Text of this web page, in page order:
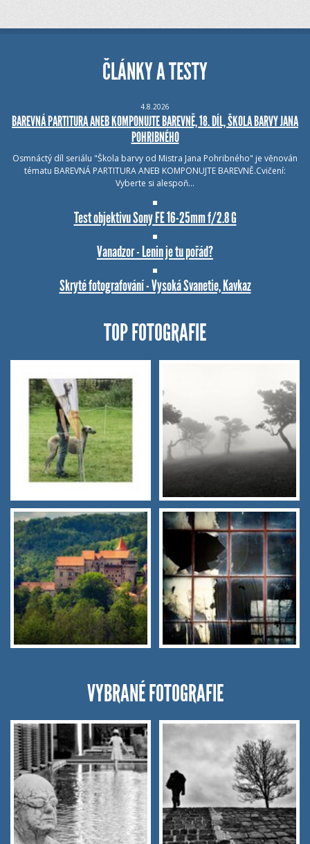
ČLÁNKY A TESTY
4.8.2026
BAREVNÁ PARTITURA ANEB KOMPONUJTE BAREVNĚ, 18. DÍL, ŠKOLA BARVY JANA
POHRIBNÉHO
Osmnáctý díl seriálu "Škola barvy od Mistra Jana Pohribného" je věnován
tématu BAREVNÁ PARTITURA ANEB KOMPONUJTE BAREVNĚ.Cvičení:
Vyberte si alespoň…
Test objektivu Sony FE 16-25mm f/2.8 G
Vanadzor - Lenin je tu pořád?
Skryté fotografování - Vysoká Svanetie, Kavkaz
TOP FOTOGRAFIE
VYBRANÉ FOTOGRAFIE